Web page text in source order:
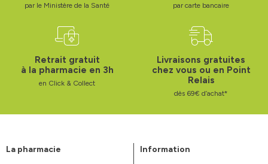
par le Ministère de la Santé par carte bancaire
Retrait gratuit
à la pharmacie en 3h
en Click & Collect
Livraisons gratuites
chez vous ou en Point
Relais
dès 69€ d’achat*
La pharmacie Information